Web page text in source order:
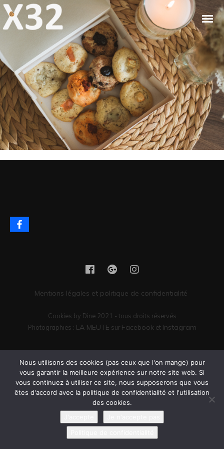
Mentions légales et politique de confidentialité
Cookies by Dine 2021 - tous droits réservés
Photographies : LA MEUTE sur Facebook et Instagram
Vous êtes encore là ? Il serait peut-être temps de passer commande.
Nous utilisons des cookies (pas ceux que l'on mange) pour
vous garantir la meilleure expérience sur notre site web. Si
vous continuez à utiliser ce site, nous supposerons que vous
êtes d'accord avec la politique de confidentialité et l'utilisation
des cookies.